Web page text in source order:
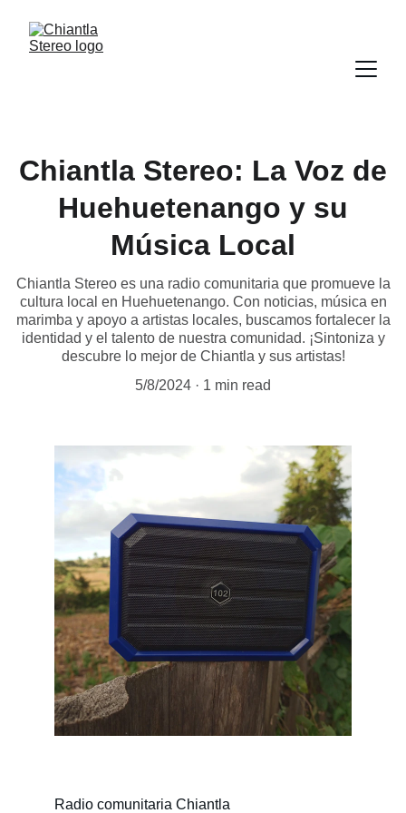
Chiantla Stereo: La Voz de
Huehuetenango y su
Música Local
Chiantla Stereo es una radio comunitaria que promueve la
cultura local en Huehuetenango. Con noticias, música en
marimba y apoyo a artistas locales, buscamos fortalecer la
identidad y el talento de nuestra comunidad. ¡Sintoniza y
descubre lo mejor de Chiantla y sus artistas!
5/8/2024
1 min read
Radio comunitaria Chiantla